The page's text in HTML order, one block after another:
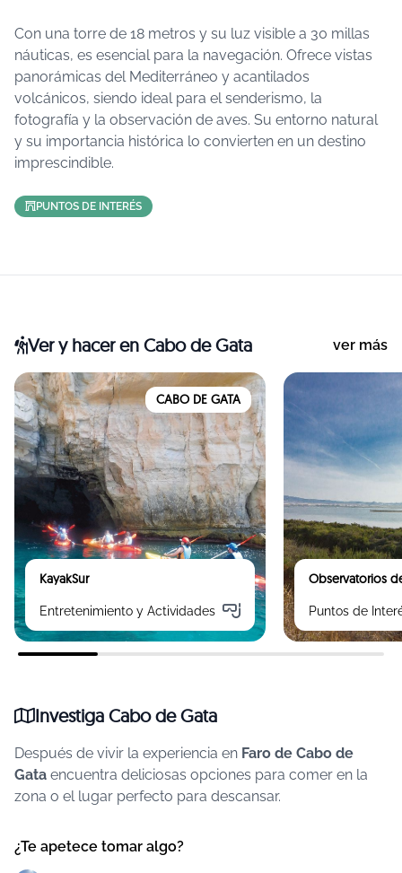
Con una torre de 18 metros y su luz visible a 30 millas
náuticas, es esencial para la navegación. Ofrece vistas
panorámicas del Mediterráneo y acantilados
volcánicos, siendo ideal para el senderismo, la
fotografía y la observación de aves. Su entorno natural
y su importancia histórica lo convierten en un destino
imprescindible.
PUNTOS DE INTERÉS
Ver y haceren Cabo de Gata ver más
CABO DE GATA
KayakSur
Entretenimiento y Actividades
Observatorios
Puntos de
Investiga Cabo de Gata
Después de vivir la experiencia en Faro de Cabo de
Gata encuentra deliciosas opciones para comer en la
zona o el lugar perfecto para descansar.
¿Te apetece tomar algo?